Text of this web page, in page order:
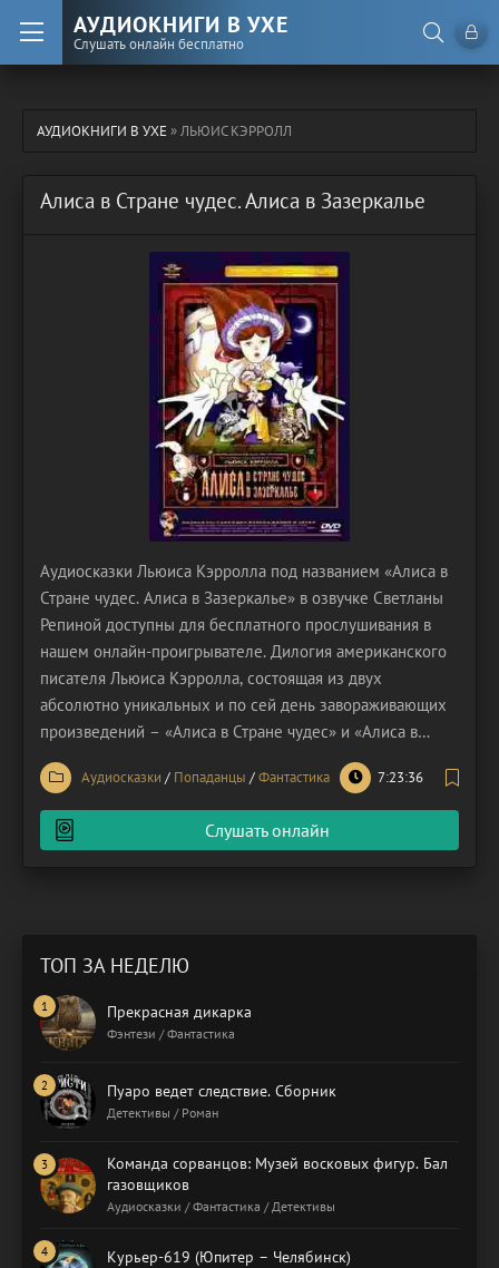
АУДИОКНИГИ В УХЕ
Слушать онлайн бесплатно
АУДИОКНИГИ В УХЕ» ЛЬЮИС КЭРРОЛЛ
Алиса в Стране чудес. Алиса в Зазеркалье
Аудиосказки Льюиса Кэрролла под названием «Алиса в
Стране чудес. Алиса в Зазеркалье» в озвучке Светланы
Репиной доступны для бесплатного прослушивания в
нашем онлайн-проигрывателе. Дилогия американского
писателя Льюиса Кэрролла, состоящая из двух
абсолютно уникальных и по сей день завораживающих
произведений – «Алиса в Стране чудес» и «Алиса в
Зазеркалье» – представляет собой не просто сказки для
детей, но глубокие философские аллегории,
погружающие читателя в мир безграничной фантазии,
абсурда
Аудиосказки / Попаданцы /Фантастика 7:23:36
Слушать онлайн
ТОП ЗА НЕДЕЛЮ
Прекрасная дикарка
Фэнтези / Фантастика
Пуаро ведет следствие. Сборник
Детективы / Роман
Команда сорванцов: Музей восковых фигур. Бал
газовщиков
Аудиосказки / Фантастика / Детективы
Курьер-619 (Юпитер – Челябинск)